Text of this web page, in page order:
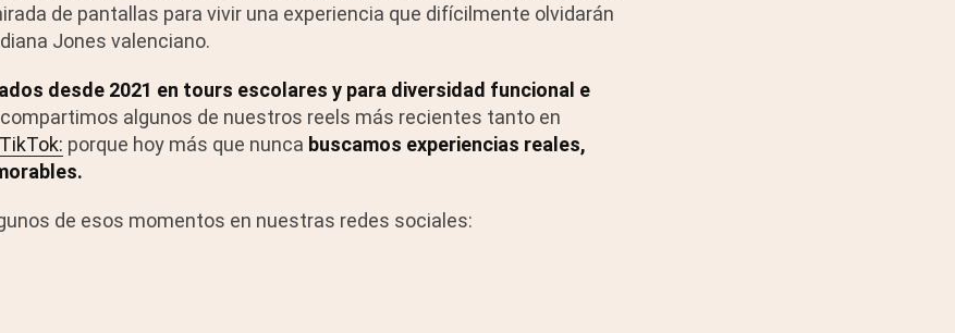
de pantallas para vivir una experiencia que difícilmente olvidarán
Jones valenciano.
desde 2021 en tours escolares y para diversidad funcional e
algunos de nuestros reels más recientes tanto en
TikTok: porque hoy más que nunca buscamos experiencias reales,
de esos momentos en nuestras redes sociales: